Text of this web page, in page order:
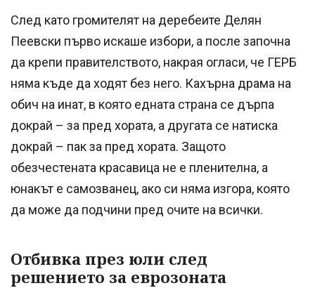
След като громителят на деребеите Делян
Пеевски първо искаше избори, а после започна
да крепи правителството, накрая огласи, че ГЕРБ
няма къде да ходят без него. Кахърна драма на
обич на инат, в която едната страна се дърпа
докрай – за пред хората, а другата се натиска
докрай – пак за пред хората. Защото
обезчестената красавица не е пленителна, а
юнакът е самозванец, ако си няма изгора, която
да може да подчини пред очите на всички.
Отбивка през юли след
решението за еврозоната